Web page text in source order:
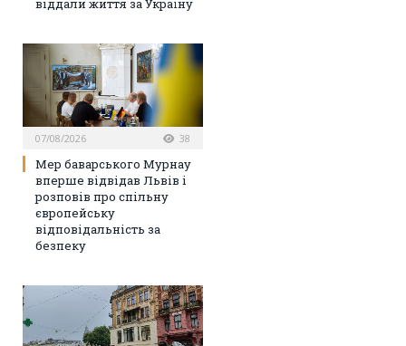
віддали життя за Україну
07/08/2026 38
Мер баварського Мурнау
вперше відвідав Львів і
розповів про спільну
європейську
відповідальність за
безпеку